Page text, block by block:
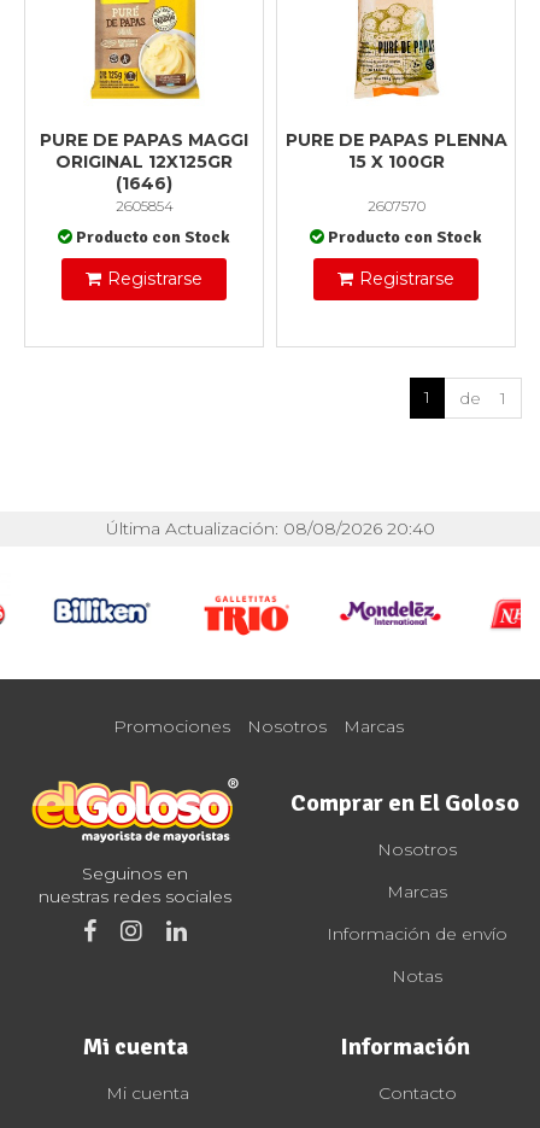
PURE DE PAPAS MAGGI
ORIGINAL 12X125GR
(1646)
2605854
Producto con Stock
Registrarse
PURE DE PAPAS PLENNA
15 X 100GR
2607570
Producto con Stock
Registrarse
1 de 1
Última Actualización: 08/08/2026 20:40
Promociones Nosotros Marcas
Seguinos en
nuestras redes sociales
Comprar en El Goloso
Nosotros
Marcas
Información de envío
Notas
Mi cuenta
Mi cuenta
Información
Contacto